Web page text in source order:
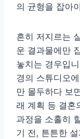
의 균형을 잡아
흔히 저지르는
운 결과물에만
놓치는 경우입
경의 스튜디오
만 몰두하다 보
래 계획 등 결혼
과정을 소홀히
기 전, 튼튼한